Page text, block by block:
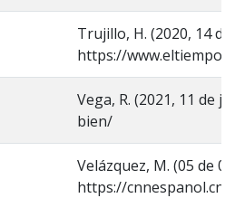
Trujillo, H. (2020, 14
https://
Vega, R. (2021, 11 de
bien/
Velázquez, M. (05 de
https://